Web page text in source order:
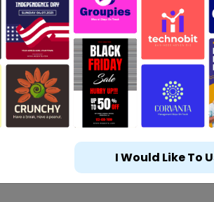
I Would Like To